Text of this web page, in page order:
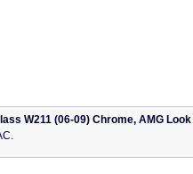
W211 (06-09) Chrome, AMG Look